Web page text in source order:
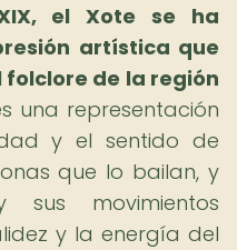
el Xote se ha
artística que
de la región
una representación
y el sentido de
que lo bailan, y
movimientos
y la energía del